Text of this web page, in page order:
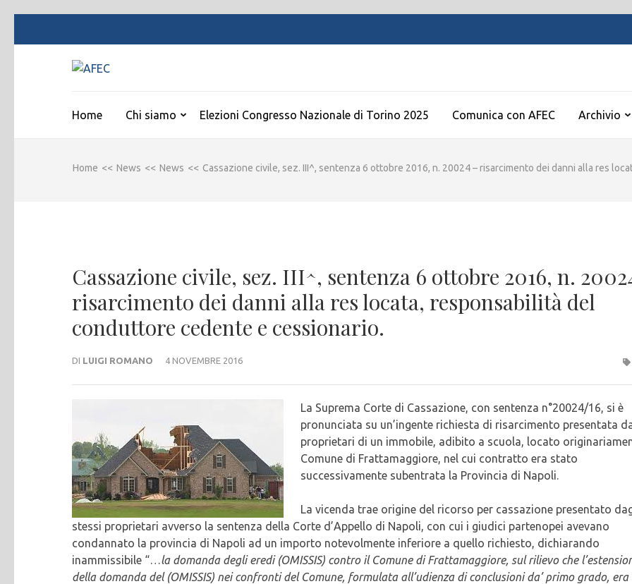
Home Chi siamo Elezioni Congresso Nazionale di Torino 2025 Comunica con AFEC Archivio
Home << News << News << Cassazione civile, sez. III^, sentenza 6 ottobre 2016, n. 20024 – risarcimento dei danni alla res
Cassazione civile, sez. III^, sentenza 6 ottobre 2016, n.
risarcimento dei danni alla res locata, responsabilità del
conduttore cedente e cessionario.
DI LUIGI ROMANO 4 NOVEMBRE 2016
La Suprema Corte di Cassazione, con sentenza n°20024/16, si è
pronunciata su un’ingente richiesta di risarcimento presentata
proprietari di un immobile, adibito a scuola, locato
Comune di Frattamaggiore, nel cui contratto era stato
successivamente subentrata la Provincia di Napoli.
La vicenda trae origine del ricorso per cassazione presentato
stessi proprietari avverso la sentenza della Corte d’Appello di Napoli, con cui i giudici partenopei avevano
condannato la provincia di Napoli ad un importo notevolmente inferiore a quello richiesto, dichiarando
inammissibile “…la domanda degli eredi (OMISSIS) contro il Comune di Frattamaggiore, sul rilievo che
della domanda del (OMISSIS) nei confronti del Comune, formulata all’udienza di conclusioni da’ primo grado, era